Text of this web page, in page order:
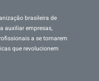
brasileira de
auxiliar empresas,
a se tornarem
que revolucionem